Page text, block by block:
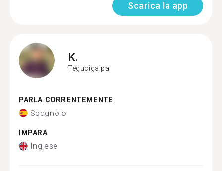
Scarica la app
K.
Tegucigalpa
PARLA CORRENTEMENTE
Spagnolo
IMPARA
Inglese